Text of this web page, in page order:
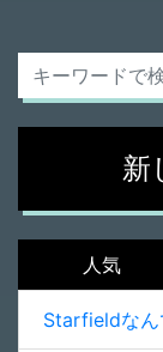
新
人気
Starfieldなん